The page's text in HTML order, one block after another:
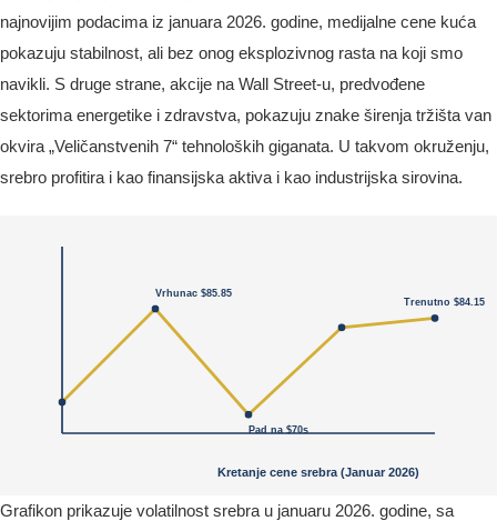
najnovijim podacima iz januara 2026. godine, medijalne cene kuća
pokazuju stabilnost, ali bez onog eksplozivnog rasta na koji smo
navikli. S druge strane, akcije na Wall Street-u, predvođene
sektorima energetike i zdravstva, pokazuju znake širenja tržišta van
okvira „Veličanstvenih 7“ tehnoloških giganata. U takvom okruženju,
srebro profitira i kao finansijska aktiva i kao industrijska sirovina.
Grafikon prikazuje volatilnost srebra u januaru 2026. godine, sa